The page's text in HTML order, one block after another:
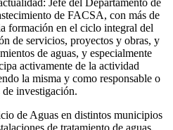
de FACSA, con más de
formación en el ciclo integral del
de servicios, proyectos y obras, y
de aguas, y especialmente
activamente de la actividad
la misma y como responsable o
investigación.
de Aguas en distintos municipios
de tratamiento de aguas,